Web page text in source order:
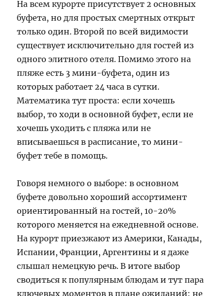
На всем курорте присутствует 2 основных
буфета, но для простых смертных открыт
только один. Второй по всей видимости
существует исключительно для гостей из
одного элитного отеля. Помимо этого на
пляже есть 3 мини-буфета, один из
которых работает 24 часа в сутки.
Математика тут проста: если хочешь
выбор, то ходи в основной буфет, если не
хочешь уходить с пляжа или не
вписываешься в расписание, то мини-
буфет тебе в помощь.
Говоря немного о выборе: в основном
буфете довольно хороший ассортимент
ориентированный на гостей, 10-20%
которого меняется на ежедневной основе.
На курорт приезжают из Америки, Канады,
Испании, Франции, Аргентины и я даже
слышал немецкую речь. В итоге выбор
сводиться к популярным блюдам и тут пара
ключевых моментов в плане ожиданий: не